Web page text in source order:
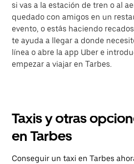
si vas a la estación de tren o al
quedado con amigos en un
evento, o estás haciendo
te ayuda a llegar a donde
línea o abre la app Uber e
empezar a viajar en Tarbes.
Taxis y otras
en Tarbes
Conseguir un taxi en Tarbes